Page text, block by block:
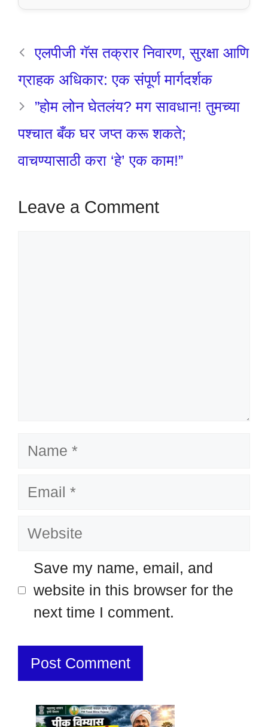
एलपीजी गॅस तक्रार निवारण, सुरक्षा आणि
ग्राहक अधिकार: एक संपूर्ण मार्गदर्शक
​”होम लोन घेतलंय? मग सावधान! तुमच्या
पश्चात बँक घर जप्त करू शकते;
वाचण्यासाठी करा ‘हे’ एक काम!”
Leave a Comment
Name
Email
Website
Save my name, email, and
website in this browser for the
next time I comment.